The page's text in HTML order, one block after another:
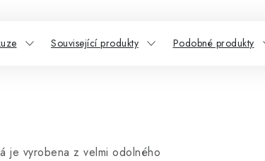
Související produkty Podobné produkty
je vyrobena z velmi odolného